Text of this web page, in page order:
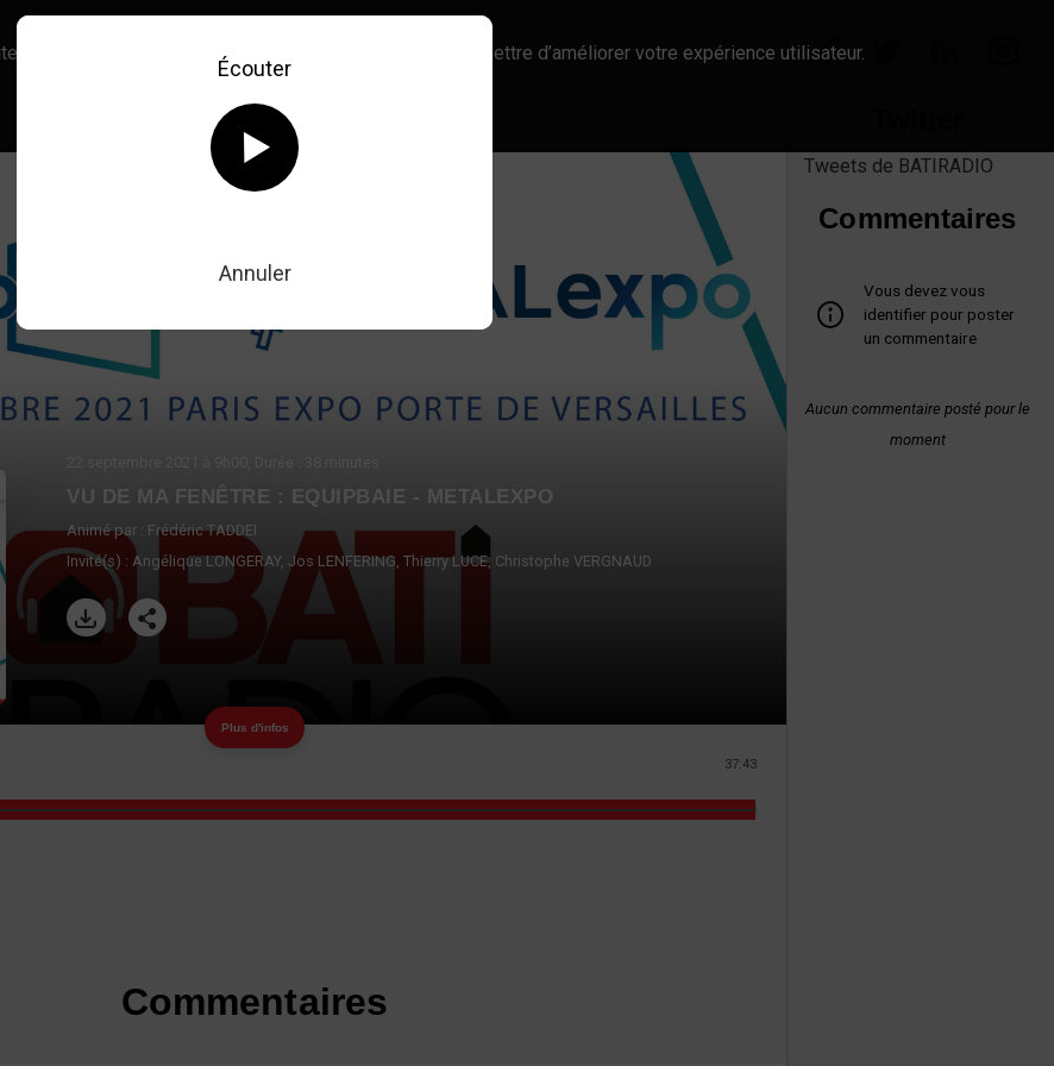
Retour au direct
VU DE MA FENÊTRE : EQUIPBAIE - METALEXPO
Animé par : Frédéric TADDEI
Invité(s) : Angélique LONGERAY Jos LENFERING Thierry LUCE Christophe VERGNAUD
Plus d'infos
37:43
Commentaires
Tweets de BATIRADIO
Commentaires
Vous devez vous
identifier pour poster
un commentaire
Aucun commentaire posté pour le
moment
vous acceptez l’utilisation de cookies afin de nous permettre d’améliorer votre expérience utilisateur.
Écouter
Annuler